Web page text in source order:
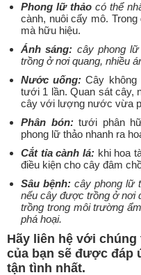
Phong lữ thảo có thể
cành, nuôi cấy mô.
mà hữu hiệu.
Ánh sáng: cây phong
trồng ở nơi quang, nhiều
Nước uống: Cây
tưới 1 lần. Quan sát cây,
cây với lượng nước vừa
Phân bón:tưới phân
phong lữ thảo nhanh ra
Cắt tỉa cành lá:khi hoa
điều kiện cho cây đâm
Sâu bệnh: cây phong lữ
nếu cây được trồng ở nơi
trồng trong môi trường
phá hoại.
Hãy liên hệ với chúng
của bạn sẽ được đáp
tận tình nhất.